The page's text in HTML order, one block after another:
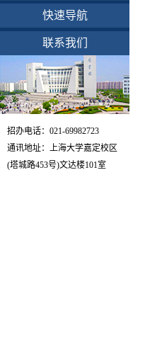
快速导航
联系我们
招办电话：021-69982723
通讯地址：上海大学嘉定校区
(塔城路453号)文达楼101室